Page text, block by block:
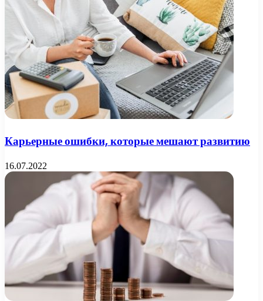
Карьерные ошибки, которые мешают развитию
16.07.2022